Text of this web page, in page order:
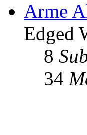
Arme
Edged
8
34